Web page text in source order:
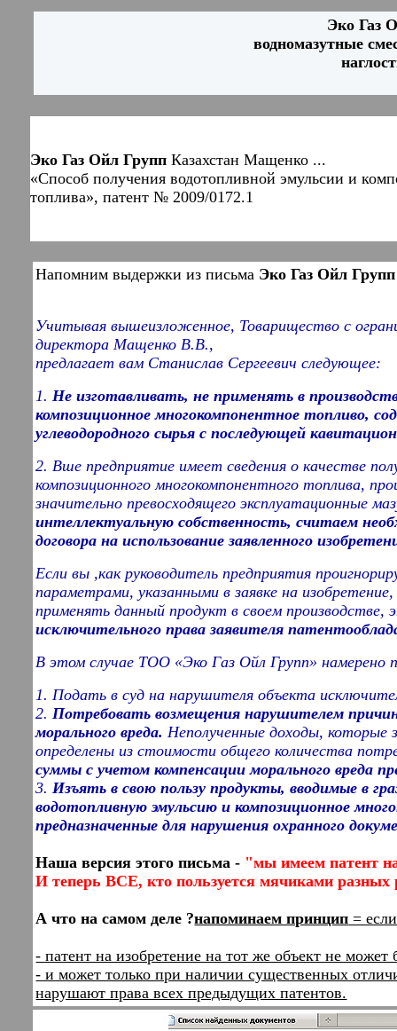
Эко Газ
водномазутные
Эко Газ Ойл Групп Казахстан Мащенко ...
«Способ получения водотопливной эмульсии и
топлива», патент № 2009/0172.1
Напомним выдержки из письма Эко Газ Ойл Групп
Учитывая вышеизложенное, Товарищество с
директора Мащенко В.В.,
предлагает вам Станислав Сергеевич следующее:
1.Не изготавливать, не применять в
композиционное многокомпонентное топливо,
углеводородного сырья с последующей
2. Вше предприятие имеет сведения о качестве
композиционного многокомпонентного топлива,
значительно превосходящего эксплуатационные
интеллектуальную собственность, считаем
договора на использование заявленного
Если вы ,как руководитель предприятия
параметрами, указанными в заявке на
применять данный продукт в своем
исключительного права заявителя
В этом случае ТОО «Эко Газ Ойл Групп» намерено
1. Подать в суд на нарушителя объекта
2.Потребовать возмещения нарушителем
морального вреда. Неполученные доходы, которые
определены из стоимости общего количества
суммы с учетом компенсации морального вреда
3.Изъять в свою пользу продукты, вводимые в
водотопливную эмульсию и композиционное
предназначенные для нарушения охранного
Наша версия этого письма - "мы имеем патент
И теперь ВСЕ, кто пользуется мячиками
А что на самом деле ?напоминаем принцип =
- патент на изобретение на тот же объект не
- и может только при наличии существенных
нарушают права всех предыдущих патентов.